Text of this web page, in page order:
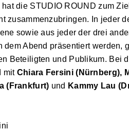
die STUDIO ROUND zum
zusammenzubringen. In jeder
sowie aus jeder der drei
Abend präsentiert werden,
Beteiligten und Publikum. Bei
mit Chiara Fersini (Nürnberg),
(Frankfurt) und Kammy Lau